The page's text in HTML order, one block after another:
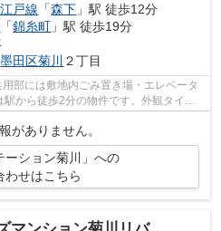
戸線 「森下 」駅 徒歩12分
「錦糸町 」駅 徒歩19分
墨田区菊川 ２丁目
部には敷地内ごみ置き場・エレベータ
から徒歩2分の物件です。外観タイル
がありません。
ーション菊川」への
わせはこちら